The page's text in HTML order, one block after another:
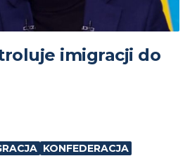
imigracji do
KONFEDERACJA